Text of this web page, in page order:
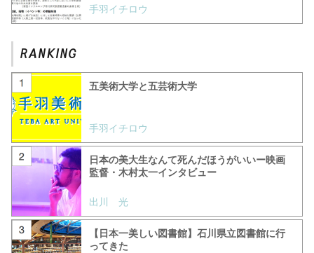
手羽イチロウ
五美術大学と五芸術大学
手羽イチロウ
日本の美大生なんて死んだほうがいいー映画
監督・木村太一インタビュー
出川 光
【日本一美しい図書館】石川県立図書館に行
ってきた